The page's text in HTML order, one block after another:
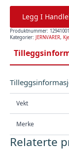
Legg I
Produktnummer:
Kategorier: JERNVARER,
Vekt
Merke
Relaterte